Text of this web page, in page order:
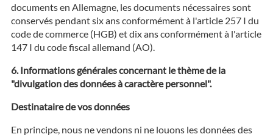
documents en Allemagne, les documents nécessaires sont
conservés pendant six ans conformément à l'article 257 I du
code de commerce (HGB) et dix ans conformément à l'article
147 I du code fiscal allemand (AO).
Informations générales concernant le thème de la
"divulgation des données à caractère personnel".
Destinataire de vos données
En principe, nous ne vendons ni ne louons les données des